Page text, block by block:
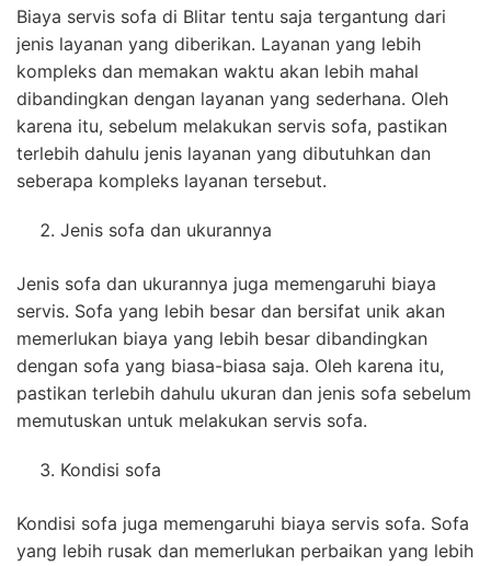
Biaya servis sofa di Blitar tentu saja tergantung dari
jenis layanan yang diberikan. Layanan yang lebih
kompleks dan memakan waktu akan lebih mahal
dibandingkan dengan layanan yang sederhana. Oleh
karena itu, sebelum melakukan servis sofa, pastikan
terlebih dahulu jenis layanan yang dibutuhkan dan
seberapa kompleks layanan tersebut.
Jenis sofa dan ukurannya
Jenis sofa dan ukurannya juga memengaruhi biaya
servis. Sofa yang lebih besar dan bersifat unik akan
memerlukan biaya yang lebih besar dibandingkan
dengan sofa yang biasa-biasa saja. Oleh karena itu,
pastikan terlebih dahulu ukuran dan jenis sofa sebelum
memutuskan untuk melakukan servis sofa.
Kondisi sofa
Kondisi sofa juga memengaruhi biaya servis sofa. Sofa
yang lebih rusak dan memerlukan perbaikan yang lebih